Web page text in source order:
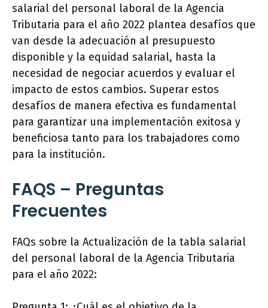
salarial del personal laboral de la Agencia
Tributaria para el año 2022 plantea desafíos que
van desde la adecuación al presupuesto
disponible y la equidad salarial, hasta la
necesidad de negociar acuerdos y evaluar el
impacto de estos cambios. Superar estos
desafíos de manera efectiva es fundamental
para garantizar una implementación exitosa y
beneficiosa tanto para los trabajadores como
para la institución.
FAQS – Preguntas
Frecuentes
FAQs sobre la Actualización de la tabla salarial
del personal laboral de la Agencia Tributaria
para el año 2022: